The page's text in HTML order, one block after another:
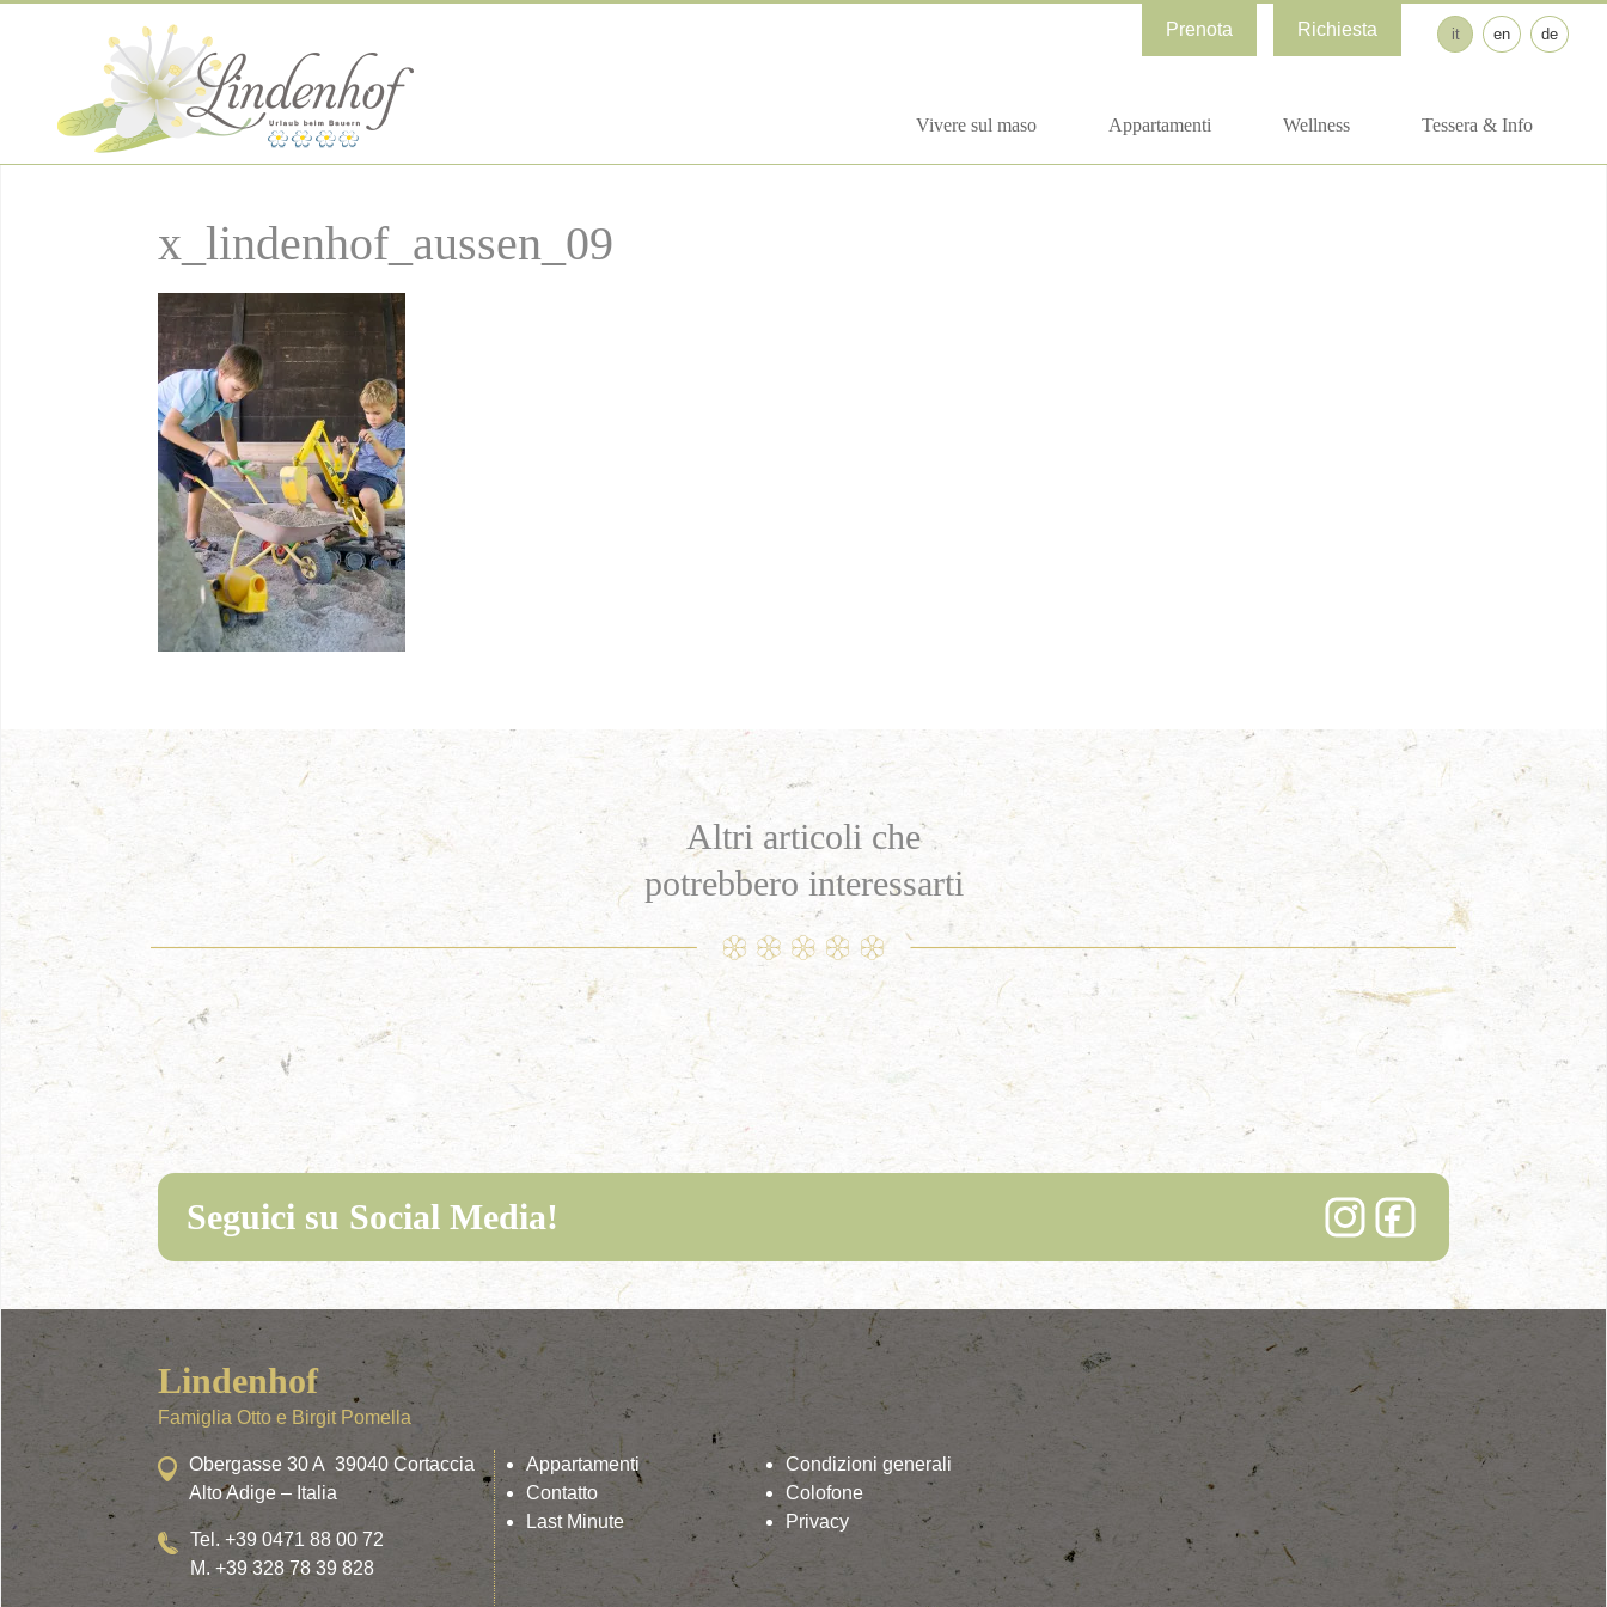
Prenota Richiesta it en de
Vivere sul maso Appartamenti Wellness Tessera & Info
x_lindenhof_aussen_09
Altri articoli che
potrebbero interessarti
Seguici su Social Media!
Lindenhof
Famiglia Otto e Birgit Pomella
Obergasse 30 A 39040 Cortaccia
Alto Adige – Italia
Tel. +39 0471 88 00 72
M. +39 328 78 39 828
Appartamenti
Contatto
Last Minute
Condizioni generali
Colofone
Privacy
Lindenhof